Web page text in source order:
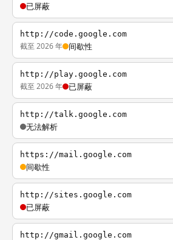
已屏蔽
http://code.google.com
截至 2026 年 间歇性
http://play.google.com
截至 2026 年 已屏蔽
http://talk.google.com
无法解析
https://mail.google.com
间歇性
http://sites.google.com
已屏蔽
http://gmail.google.com